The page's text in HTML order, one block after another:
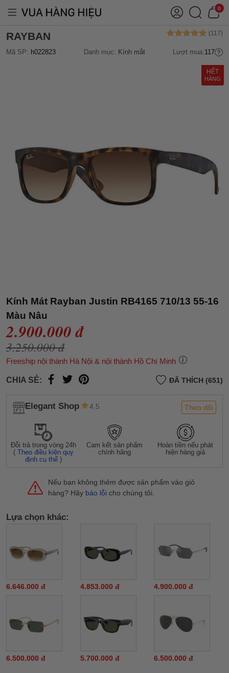
0
RAYBAN
Mã SP: h022823 Danh mục: Kính mắt Lượt mua:117
HẾT
HÀNG
Kính Mát Rayban Justin RB4165 710/13 55-16
Màu Nâu
2.900.000 đ
3.250.000 đ
Freeship nội thành Hà Nội & nội thành Hồ Chí Minh
CHIA SẺ: ĐÃ THÍCH (651)
Elegant Shop 4.5 Theo dõi
Đỗi trả trong vòng 24h
(Theo điều kiện quy
định cụ thể )
Cam kết sản phẩm
chính hãng
Hoàn tiền nếu phát
hiện hàng giả
Nếu bạn không thêm được sản phẩm vào giỏ
hàng? Hãy báo lỗi cho chúng tôi.
Lựa chọn khác:
6.646.000 đ 4.853.000 đ 4.900.000 đ
6.500.000 đ 5.700.000 đ 6.500.000 đ